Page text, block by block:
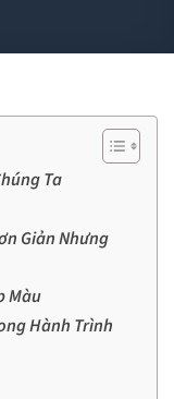
Ta
Giản Nhưng
Màu
Hành Trình